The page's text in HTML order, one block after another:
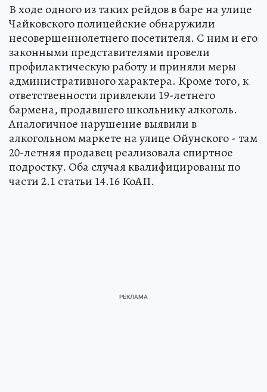
В ходе одного из таких рейдов в баре на улице
Чайковского полицейские обнаружили
несовершеннолетнего посетителя. С ним и его
законными представителями провели
профилактическую работу и приняли меры
административного характера. Кроме того, к
ответственности привлекли 19-летнего
бармена, продавшего школьнику алкоголь.
Аналогичное нарушение выявили в
алкогольном маркете на улице Ойунского - там
20-летняя продавец реализовала спиртное
подростку. Оба случая квалифицированы по
части 2.1 статьи 14.16 КоАП.